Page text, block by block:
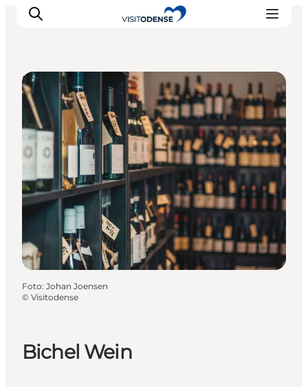
Odense erleben
Veranstaltungen
Reiseplanung
Inspiration
Bichel Wein
Shopping
Foto: Johan Joensen
© Visitodense